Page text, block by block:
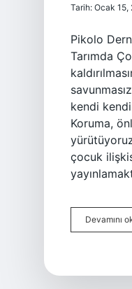
Tarih: Ocak 15,
Pikolo
Tarımda
kendi
Koruma,
çocuk
Devamını